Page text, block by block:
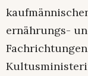
ernährungs-